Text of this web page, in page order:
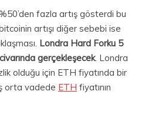
fazla artış gösterdi bu
artışı diğer sebebi ise
Londra Hard Forku 5
gerçekleşecek. Londra
olduğu için ETH fiyatında bir
orta vadede ETH fiyatının